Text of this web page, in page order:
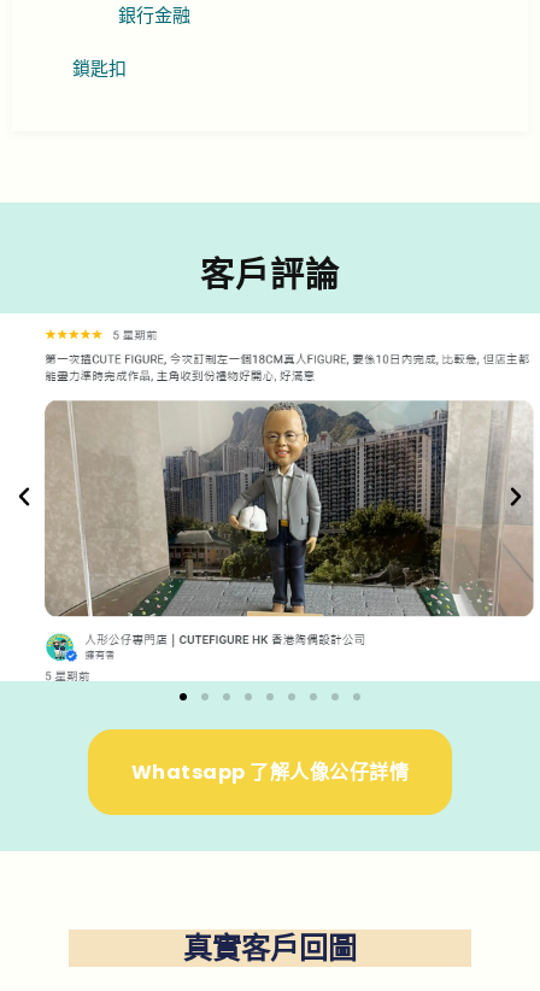
銀行金融
鎖匙扣
客戶評論
Whatsapp 了解人像公仔詳情
真實客戶回圖